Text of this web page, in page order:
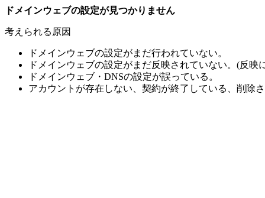
ドメインウェブの設定が見つかりません
考えられる原因
ドメインウェブの設定がまだ行われていない。
ドメインウェブの設定がまだ反映されていない。(反
ドメインウェブ・DNSの設定が誤っている。
アカウントが存在しない、契約が終了している、削除